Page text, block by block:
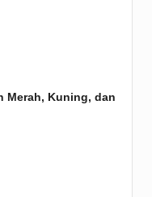
Merah, Kuning, dan